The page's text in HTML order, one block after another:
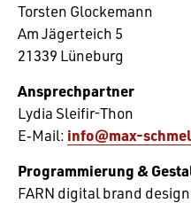
Torsten Glocke­mann
Am Jäger­teich 5
21339 Lüne­burg
Ansprech­partner
Lydia Sleifir-Thon
E‑Mail: info@max-
Program­mie­rung &
FARN digital brand design